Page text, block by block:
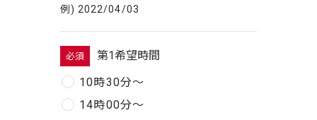
例) 2022/04/03
必須
第1希望時間
10時30分〜
14時00分〜